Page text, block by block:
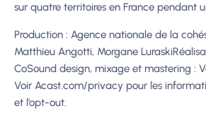
sur quatre territoires en France pendant
Production : Agence nationale de la
Matthieu Angotti, Morgane
CoSound design, mixage et mastering :
Voir Acast.com/privacy pour les
et l’opt-out.